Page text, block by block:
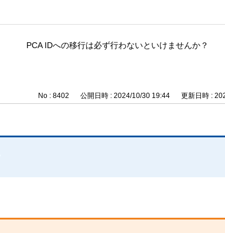
PCA IDへの移行は必ず行わないといけませんか？
No : 8402 公開日時 : 2024/10/30 19:44 更新日時 :